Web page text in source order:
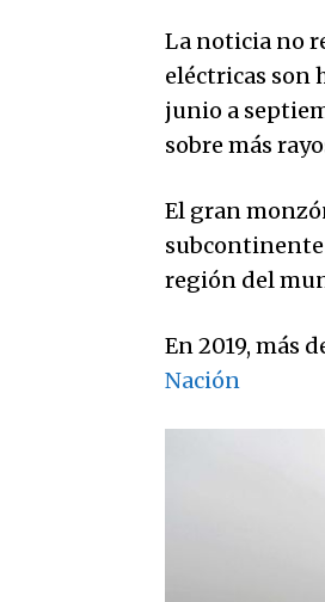
La noticia no
eléctricas son
junio a
sobre más
El gran
subcontinente
región del
En 2019, más
Nación